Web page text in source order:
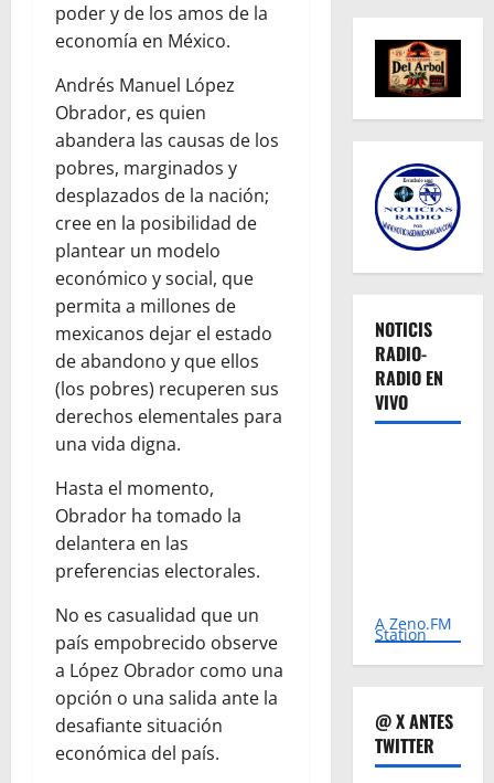
poder y de los amos de la
economía en México.
Andrés Manuel López
Obrador, es quien
abandera las causas de los
pobres, marginados y
desplazados de la nación;
cree en la posibilidad de
plantear un modelo
económico y social, que
permita a millones de
mexicanos dejar el estado
de abandono y que ellos
(los pobres) recuperen sus
derechos elementales para
una vida digna.
Hasta el momento,
Obrador ha tomado la
delantera en las
preferencias electorales.
No es casualidad que un
país empobrecido observe
a López Obrador como una
opción o una salida ante la
desafiante situación
económica del país.
NOTICIS
RADIO-
RADIO EN
VIVO
A Zeno.FM
Station
@ X ANTES
TWITTER